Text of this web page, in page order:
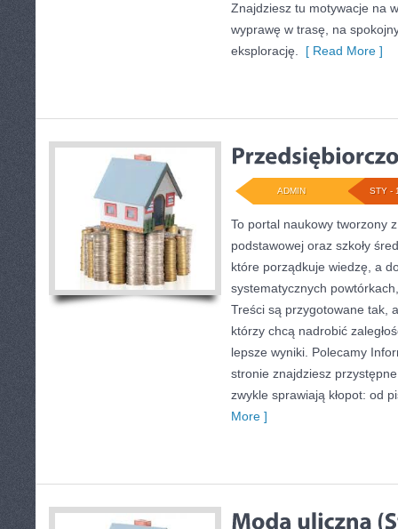
Znajdziesz tu motywacje na
wyprawę w trasę, na
eksplorację.
[ Read More ]
STY -
ADMIN
To portal naukowy tworzony
podstawowej oraz szkoły
które porządkuje wiedzę, a
systematycznych
Treści są przygotowane tak,
którzy chcą nadrobić
lepsze wyniki. Polecamy
stronie znajdziesz
zwykle sprawiają kłopot: od
More ]